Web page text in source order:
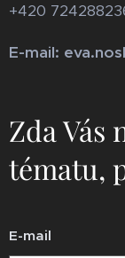
+420
E-mail:
Zda Vás
tématu,
E-mail